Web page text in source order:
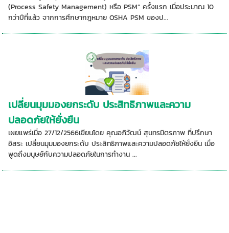
(Process Safety Management) หรือ PSM” ครั้งแรก เมื่อประมาณ 10
กว่าปีที่แล้ว จากการศึกษากฎหมาย OSHA PSM ของป...
เปลี่ยนมุมมองยกระดับ ประสิทธิภาพและความ
ปลอดภัยให้ยั่งยืน
เผยแพร่เมื่อ 27/12/2566เขียนโดย คุณอภิวัฒน์ สุนทรมิตรภาพ ที่ปรึกษา
อิสระ เปลี่ยนมุมมองยกระดับ ประสิทธิภาพและความปลอดภัยให้ยั่งยืน เมื่อ
พูดถึงมนุษย์กับความปลอดภัยในการทำงาน ...